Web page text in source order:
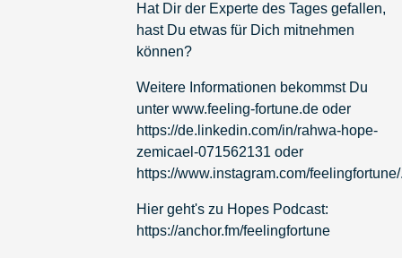
Hat Dir der Experte des Tages gefallen,
hast Du etwas für Dich mitnehmen
können?
Weitere Informationen bekommst Du
unter www.feeling-fortune.deoder
https://de.linkedin.com/in/rahwa-hope-
zemicael-071562131 oder
https://www.instagram.com/feelingfortune/
Hier geht's zu Hopes Podcast:
https://anchor.fm/feelingfortune